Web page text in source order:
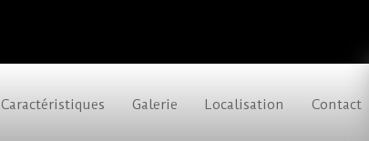
Caractéristiques Galerie Localisation Contact